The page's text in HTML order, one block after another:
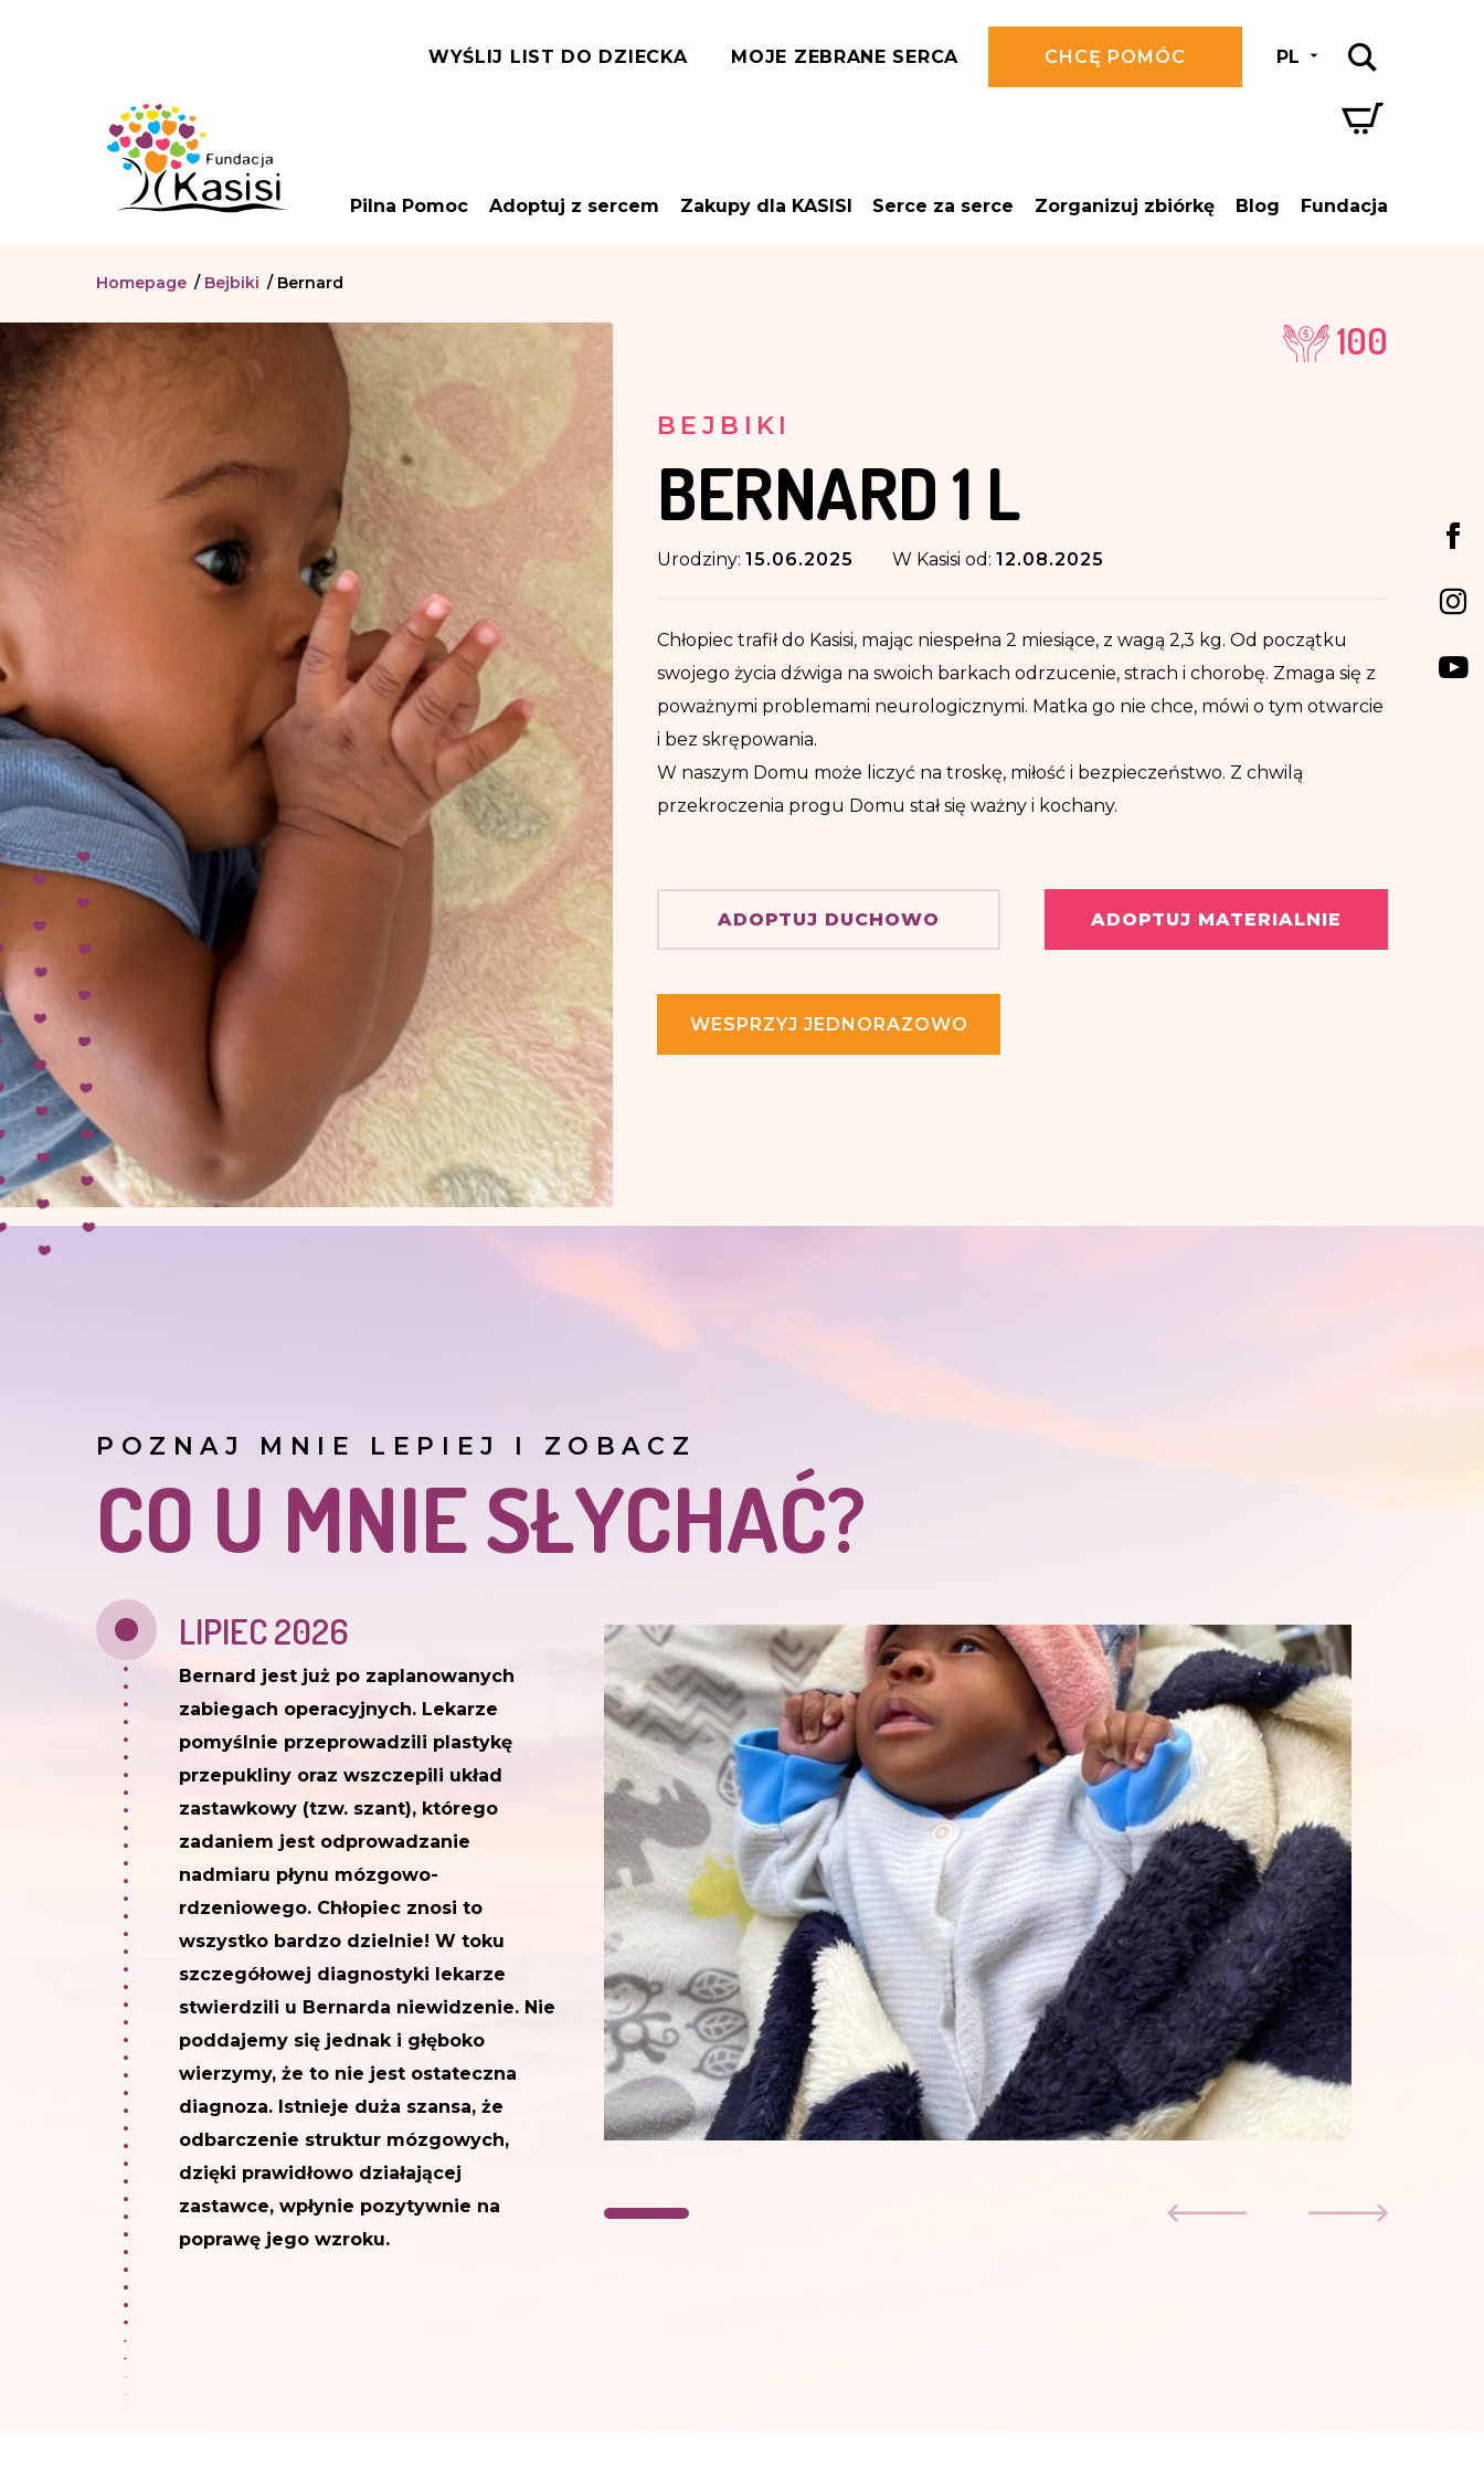
WYŚLIJ LIST DO DZIECKA MOJE ZEBRANE SERCA CHCĘ POMÓC PL
Pilna Pomoc Adoptuj z sercem Zakupy dla KASISI Serce za serce Zorganizuj zbiórkę Blog Fundacja
Homepage / Bejbiki / Bernard
100
BEJBIKI
BERNARD1 L
Urodziny: 15.06.2025 W Kasisi od: 12.08.2025
Chłopiec trafił do Kasisi, mając niespełna 2 miesiące, z wagą 2,3 kg. Od początku
swojego życia dźwiga na swoich barkach odrzucenie, strach i chorobę. Zmaga się z
poważnymi problemami neurologicznymi. Matka go nie chce, mówi o tym otwarcie
i bez skrępowania.
W naszym Domu może liczyć na troskę, miłość i bezpieczeństwo. Z chwilą
przekroczenia progu Domu stał się ważny i kochany.
ADOPTUJ DUCHOWO ADOPTUJ MATERIALNIE
WESPRZYJ JEDNORAZOWO
POZNAJ MNIE LEPIEJ I ZOBACZ
CO U MNIE SŁYCHAĆ?
LIPIEC 2026
Bernard jest już po zaplanowanych
zabiegach operacyjnych. Lekarze
pomyślnie przeprowadzili plastykę
przepukliny oraz wszczepili układ
zastawkowy (tzw. szant), którego
zadaniem jest odprowadzanie
nadmiaru płynu mózgowo-
rdzeniowego. Chłopiec znosi to
wszystko bardzo dzielnie! W toku
szczegółowej diagnostyki lekarze
stwierdzili u Bernarda niewidzenie. Nie
poddajemy się jednak i głęboko
wierzymy, że to nie jest ostateczna
diagnoza. Istnieje duża szansa, że
odbarczenie struktur mózgowych,
dzięki prawidłowo działającej
zastawce, wpłynie pozytywnie na
poprawę jego wzroku.